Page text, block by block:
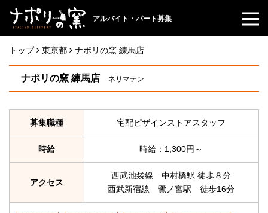
アルバイト・パート募集
トップ 東京都 ナポリの窯 練馬店
ナポリの窯 練馬店 ネリマテン
募集職種 宅配ピザインストアスタッフ
時給 時給：1,300円～
アクセス
西武池袋線 中村橋駅 徒歩８分
西武新宿線 鷺ノ宮駅 徒歩16分